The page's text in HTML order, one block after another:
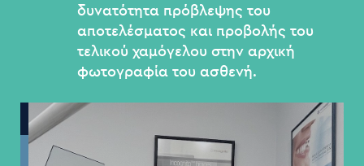
δυνατότητα πρόβλεψης του
αποτελέσματος και προβολής του
τελικού χαμόγελου στην αρχική
φωτογραφία του ασθενή.